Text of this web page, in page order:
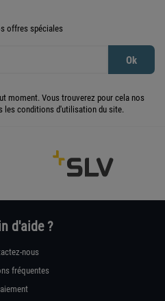
offres spéciales
moment. Vous trouverez pour cela nos
les conditions d'utilisation du site.
d'aide ?
nous
fréquentes